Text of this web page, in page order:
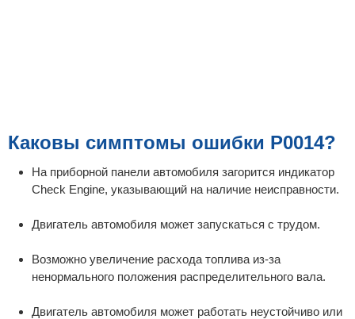
Каковы симптомы ошибки P0014?
На приборной панели автомобиля загорится индикатор
Check Engine, указывающий на наличие неисправности.
Двигатель автомобиля может запускаться с трудом.
Возможно увеличение расхода топлива из-за
ненормального положения распределительного вала.
Двигатель автомобиля может работать неустойчиво или